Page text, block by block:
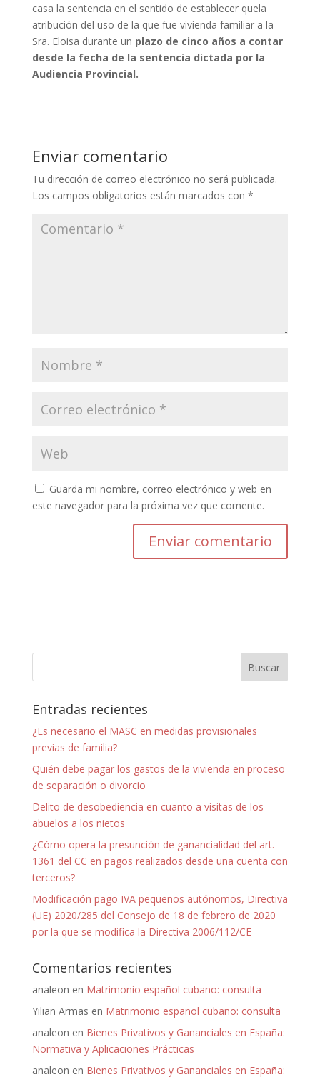
casa la sentencia en el sentido de establecer quela
atribución del uso de la que fue vivienda familiar a la
Sra. Eloisa durante un plazo de cinco años a contar
desde la fecha de la sentencia dictada por la
Audiencia Provincial.
Enviar comentario
Tu dirección de correo electrónico no será publicada.
Los campos obligatorios están marcados con *
Guarda mi nombre, correo electrónico y web en
este navegador para la próxima vez que comente.
Entradas recientes
¿Es necesario el MASC en medidas provisionales
previas de familia?
Quién debe pagar los gastos de la vivienda en proceso
de separación o divorcio
Delito de desobediencia en cuanto a visitas de los
abuelos a los nietos
¿Cómo opera la presunción de ganancialidad del art.
1361 del CC en pagos realizados desde una cuenta con
terceros?
Modificación pago IVA pequeños autónomos, Directiva
(UE) 2020/285 del Consejo de 18 de febrero de 2020
por la que se modifica la Directiva 2006/112/CE
Comentarios recientes
analeon en Matrimonio español cubano: consulta
Yilian Armas en Matrimonio español cubano: consulta
analeon en Bienes Privativos y Gananciales en España:
Normativa y Aplicaciones Prácticas
analeon en Bienes Privativos y Gananciales en España: